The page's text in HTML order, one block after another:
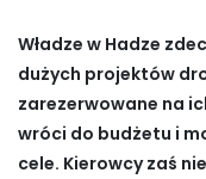
Władze w Hadze
dużych projektów
zarezerwowane na
wróci do budżetu i
cele. Kierowcy zaś